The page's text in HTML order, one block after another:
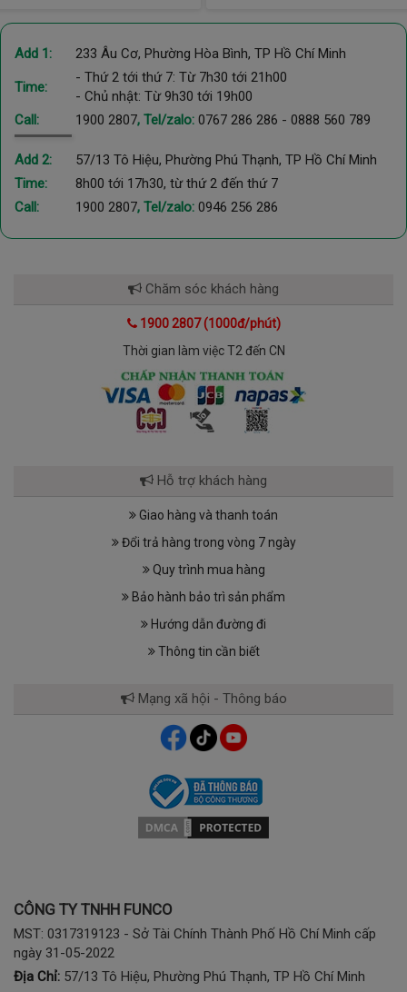
Add 1: 233 Âu Cơ, Phường Hòa Bình, TP Hồ Chí Minh
Time:
- Thứ 2 tới thứ 7: Từ 7h30 tới 21h00
- Chủ nhật: Từ 9h30 tới 19h00
Call:
1900 2807, Tel/zalo: 0767 286 286 - 0888 560 789
Add 2:
57/13 Tô Hiệu, Phường Phú Thạnh, TP Hồ Chí Minh
Time:
8h00 tới 17h30, từ thứ 2 đến thứ 7
Call:
1900 2807, Tel/zalo: 0946 256 286
Chăm sóc khách hàng
1900 2807 (1000đ/phút)
Thời gian làm việc T2 đến CN
Hỗ trợ khách hàng
Giao hàng và thanh toán
Đổi trả hàng trong vòng 7 ngày
Quy trình mua hàng
Bảo hành bảo trì sản phẩm
Hướng dẫn đường đi
Thông tin cần biết
Mạng xã hội - Thông báo
CÔNG TY TNHH FUNCO
MST: 0317319123 - Sở Tài Chính Thành Phố Hồ Chí Minh cấp
ngày 31-05-2022
Địa Chỉ: 57/13 Tô Hiệu, Phường Phú Thạnh, TP Hồ Chí Minh